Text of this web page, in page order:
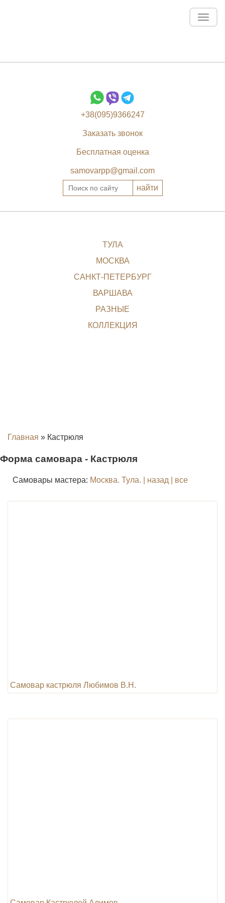
+38(095)9366247
Заказать звонок
Бесплатная оценка
samovarpp@gmail.com
ТУЛА
МОСКВА
САНКТ-ПЕТЕРБУРГ
ВАРШАВА
РАЗНЫЕ
КОЛЛЕКЦИЯ
Главная » Кастрюля
Форма самовара - Кастрюля
Самовары мастера: Москва. Тула. | назад | все
Самовар кастрюля Любимов В.Н.